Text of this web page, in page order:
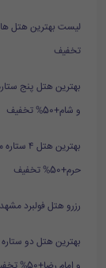
تخفیف
و شام+50% تخفیف
حرم+50% تخفیف
رزرو هتل فولبرد مشهد
بهترین هتل دو